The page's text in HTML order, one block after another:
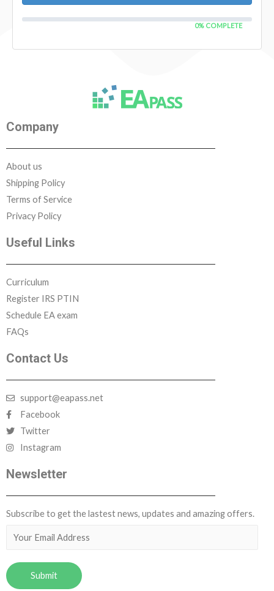
0% COMPLETE
Company
About us
Shipping Policy
Terms of Service
Privacy Policy
Useful Links
Curriculum
Register IRS PTIN
Schedule EA exam
FAQs
Contact Us
support@eapass.net
Facebook
Twitter
Instagram
Newsletter
Subscribe to get the lastest news, updates and amazing offers.
Submit